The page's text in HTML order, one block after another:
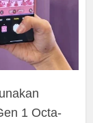
1 Octa-